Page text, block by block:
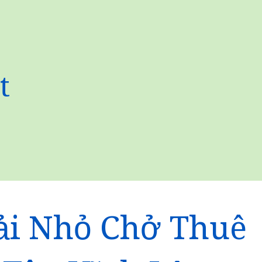
Nhỏ Chở Thuê